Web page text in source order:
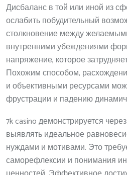
Дисбаланс в той или иной из
ослабить побудительный
столкновение между
внутренними убеждениями
напряжение, которое
Похожим способом,
и объективными ресурсами
фрустрации и падению
7k casino демонстрируется
выявлять идеальное
нуждами и мотивами. Это
саморефлексии и понимания